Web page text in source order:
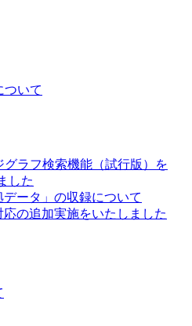
ついて
グラフ検索機能（試行版）を
した
データ」の収録について
の追加実施をいたしました